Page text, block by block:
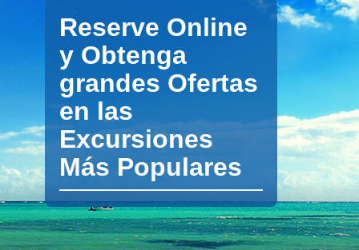
Reserve Online
y Obtenga
grandes Ofertas
en las
Excursiones
Más Populares